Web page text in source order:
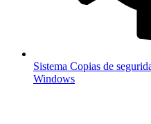
Sistema Copias de
Windows